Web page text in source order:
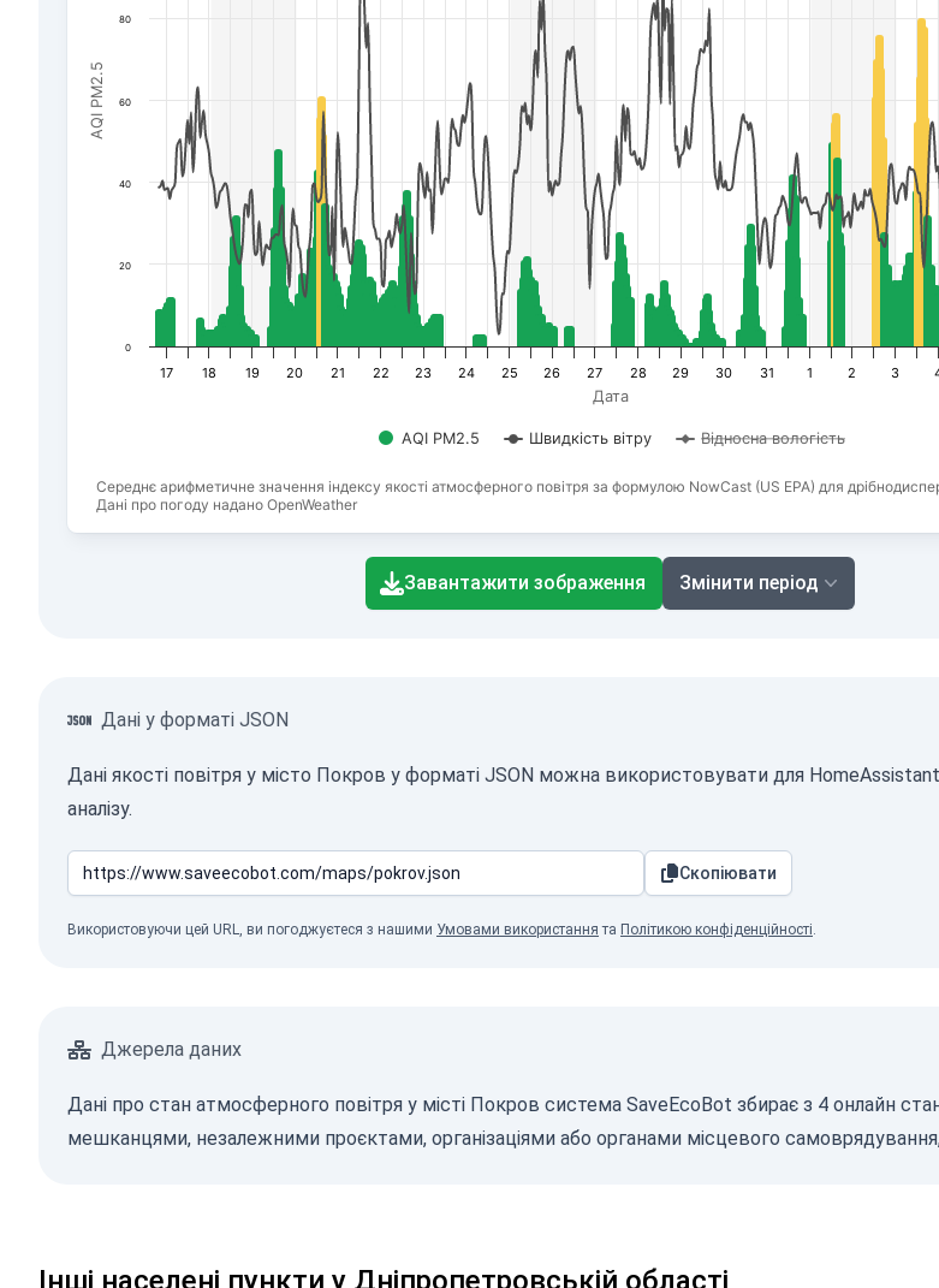
Середнє арифметичне значення індексу якості атмосферного повітря за формулою NowCast (US EPA) для
Дані про погоду надано OpenWeather
Дата
AQI PM2.5
AQI PM2.5 Швидкість вітру Відносна вологість
17 18 19 20 21 22 23 24 25 26 27 28 29 30 31 1 2 3
0
20
40
60
80
End of interactive chart.
Завантажити зображення
Змінити період
Дані у форматі JSON
Дані якості повітря у місто Покров у форматі JSON можна використовувати для
аналізу.
Скопіювати
Використовуючи цей URL, ви погоджуєтеся з нашими Умовами використання та Політикою конфіденційності.
Джерела даних
Дані про стан атмосферного повітря у місті Покров система SaveEcoBot збирає з 4 онлайн
мешканцями, незалежними проєктами, організаціями або органами місцевого
Інші населені пункти у Дніпропетровській області